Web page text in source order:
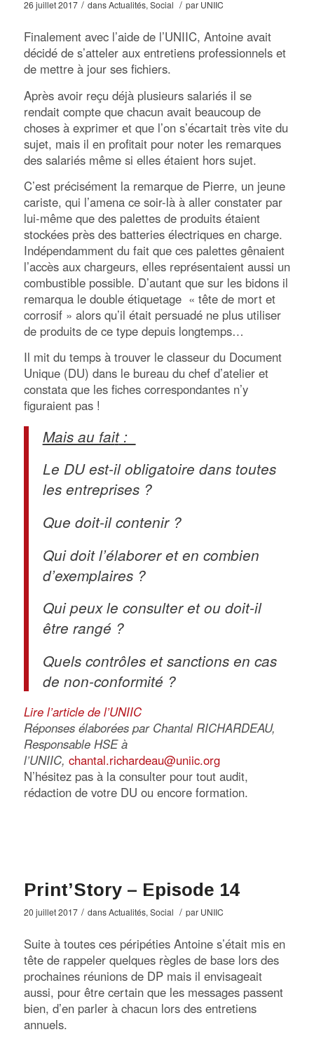
26 juillet 2017 / dansActualités, Social / par UNIIC
Finalement avec l’aide de l’UNIIC, Antoine avait
décidé de s’atteler aux entretiens professionnels et
de mettre à jour ses fichiers.
Après avoir reçu déjà plusieurs salariés il se
rendait compte que chacun avait beaucoup de
choses à exprimer et que l’on s’écartait très vite du
sujet, mais il en profitait pour noter les remarques
des salariés même si elles étaient hors sujet.
C’est précisément la remarque de Pierre, un jeune
cariste, qui l’amena ce soir-là à aller constater par
lui-même que des palettes de produits étaient
stockées près des batteries électriques en charge.
Indépendamment du fait que ces palettes gênaient
l’accès aux chargeurs, elles représentaient aussi un
combustible possible. D’autant que sur les bidons il
remarqua le double étiquetage « tête de mort et
corrosif » alors qu’il était persuadé ne plus utiliser
de produits de ce type depuis longtemps…
Il mit du temps à trouver le classeur du Document
Unique (DU) dans le bureau du chef d’atelier et
constata que les fiches correspondantes n’y
figuraient pas !
Mais au fait:
Le DU est-il obligatoire dans toutes
les entreprises ?
Que doit-il contenir ?
Qui doit l’élaborer et en combien
d’exemplaires ?
Qui peux le consulter et ou doit-il
être rangé ?
Quels contrôles et sanctions en cas
de non-conformité ?
Lire l’article de l’UNIIC
Réponses élaborées par Chantal RICHARDEAU,
Responsable HSE à
l’UNIIC, chantal.richardeau@uniic.org
N’hésitez pas à la consulter pour tout audit,
rédaction de votre DU ou encore formation.
Print’Story – Episode 14
20 juillet 2017 / dansActualités, Social / par UNIIC
Suite à toutes ces péripéties Antoine s’était mis en
tête de rappeler quelques règles de base lors des
prochaines réunions de DP mais il envisageait
aussi, pour être certain que les messages passent
bien, d’en parler à chacun lors des entretiens
annuels.